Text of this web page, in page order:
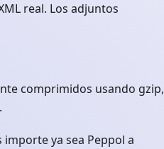
real. Los adjuntos
comprimidos usando gzip,
ya sea Peppol a